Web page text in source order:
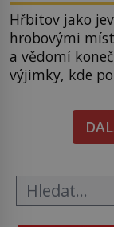
Hřbitov jako
hrobovými
a vědomí
výjimky, kde
pohledu na
v
hřbitov, který